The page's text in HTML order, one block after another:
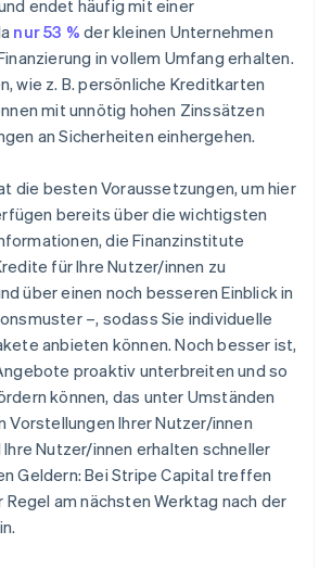
endet häufig mit einer
nur 53 % der kleinen Unternehmen
in vollem Umfang erhalten.
wie z. B. persönliche Kreditkarten
mit unnötig hohen Zinssätzen
an Sicherheiten einhergehen.
die besten Voraussetzungen, um hier
bereits über die wichtigsten
die Finanzinstitute
für Ihre Nutzer/innen zu
über einen noch besseren Einblick in
–, sodass Sie individuelle
anbieten können. Noch besser ist,
proaktiv unterbreiten und so
können, das unter Umständen
Vorstellungen Ihrer Nutzer/innen
Ihre Nutzer/innen erhalten schneller
Geldern: Bei Stripe Capital treffen
Regel am nächsten Werktag nach der